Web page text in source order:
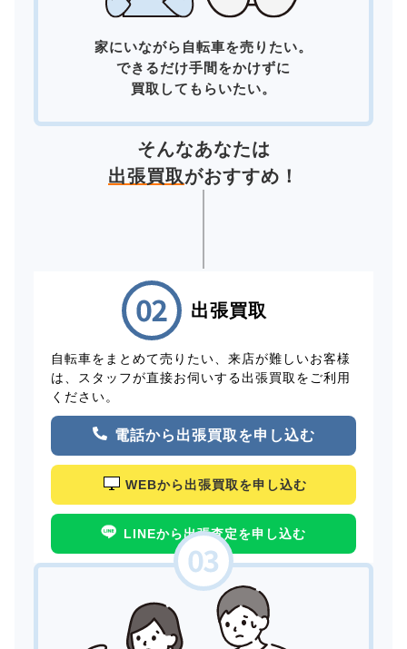
家にいながら自転車を売りたい。
できるだけ手間をかけずに
買取してもらいたい。
そんなあなたは
出張買取がおすすめ！
出張買取
自転車をまとめて売りたい、来店が難しいお客様
は、スタッフが直接お伺いする出張買取をご利用
ください。
電話から出張買取を申し込む
WEBから出張買取を申し込む
LINEから出張査定を申し込む